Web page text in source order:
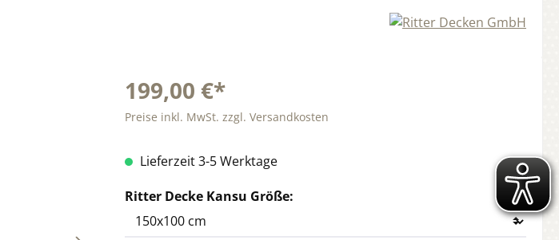
199,00 €*
Preise inkl. MwSt. zzgl. Versandkosten
Lieferzeit 3-5 Werktage
Ritter Decke Kansu Größe:auswählen